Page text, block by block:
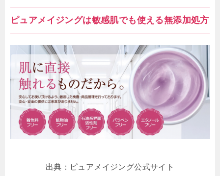
ピュアメイジングは敏感肌でも使える無添加処方
出典：ピュアメイジング公式サイト